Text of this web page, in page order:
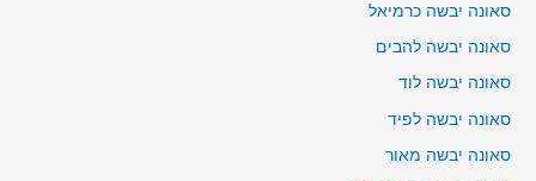
סאונה יבשה כרמיאל
סאונה יבשה להבים
סאונה יבשה לוד
סאונה יבשה לפיד
סאונה יבשה מאור